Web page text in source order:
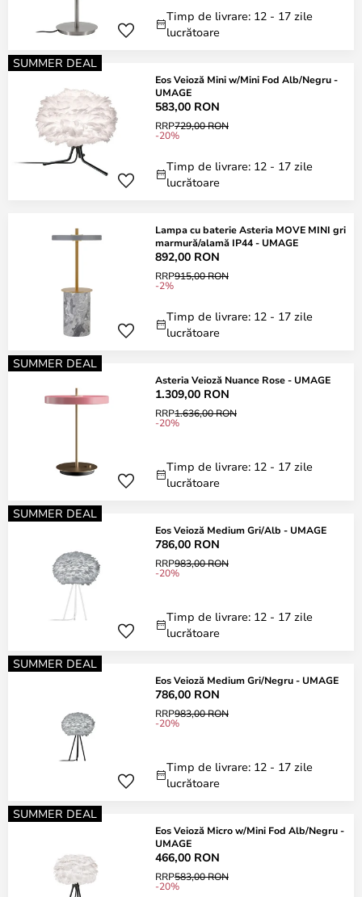
Timp de livrare: 12 - 17 zile
lucrătoare
SUMMER DEAL
Eos Veioză Mini w/Mini Fod Alb/Negru -
UMAGE
583,00 RON
RRP729,00 RON
-20%
Timp de livrare: 12 - 17 zile
lucrătoare
Lampa cu baterie Asteria MOVE MINI gri
marmură/alamă IP44 - UMAGE
892,00 RON
RRP915,00 RON
-2%
Timp de livrare: 12 - 17 zile
lucrătoare
SUMMER DEAL
Asteria Veioză Nuance Rose - UMAGE
1.309,00 RON
RRP1.636,00 RON
-20%
Timp de livrare: 12 - 17 zile
lucrătoare
SUMMER DEAL
Eos Veioză Medium Gri/Alb - UMAGE
786,00 RON
RRP983,00 RON
-20%
Timp de livrare: 12 - 17 zile
lucrătoare
SUMMER DEAL
Eos Veioză Medium Gri/Negru - UMAGE
786,00 RON
RRP983,00 RON
-20%
Timp de livrare: 12 - 17 zile
lucrătoare
SUMMER DEAL
Eos Veioză Micro w/Mini Fod Alb/Negru -
UMAGE
466,00 RON
RRP583,00 RON
-20%